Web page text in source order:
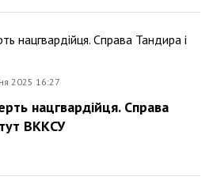
2025 16:27
нацгвардійця. Справа
ВККСУ